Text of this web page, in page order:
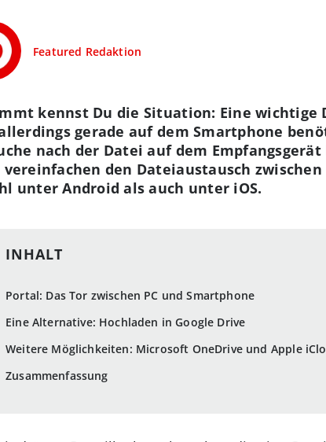
Featured Redaktion
Portal: Das Tor zwischen PC und Smartphone
Eine Alternative: Hochladen in Google Drive
Weitere Möglichkeiten: Microsoft OneDrive und Apple
Zusammenfassung
kennst Du die Situation: Eine wichtige
gerade auf dem Smartphone
nach der Datei auf dem
vereinfachen den Dateiaustausch
unter Android als auch unter iOS.